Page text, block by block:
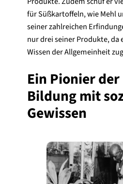
für Süßkartoffeln, wie Mehl
seiner zahlreichen
nur drei seiner Produkte, da
Wissen der Allgemeinheit
Ein Pionier der
Bildung mit
Gewissen